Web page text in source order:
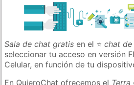
Sala de chat gratis en el ⭐chat
seleccionar tu acceso en versión
Celular, en función de tu
En QuieroChat ofrecemos el Terra